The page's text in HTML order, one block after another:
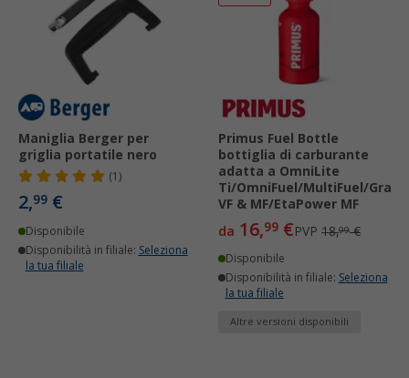
Maniglia Berger per
griglia portatile nero
(1)
2,99 €
Disponibile
Disponibilità in filiale: Seleziona
la tua filiale
Primus Fuel Bottle
bottiglia di carburante
adatta a OmniLite
Ti/OmniFuel/MultiFuel/
VF & MF/EtaPower MF
da 16,99 €PVP 18,99€
Disponibile
Disponibilità in filiale: Seleziona
la tua filiale
Altre versioni disponibili